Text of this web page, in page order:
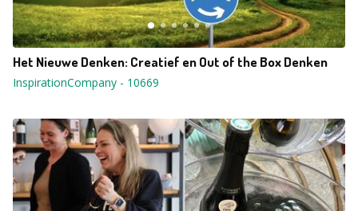
Het Nieuwe Denken: Creatief en Out of the Box Denken
InspirationCompany - 10669